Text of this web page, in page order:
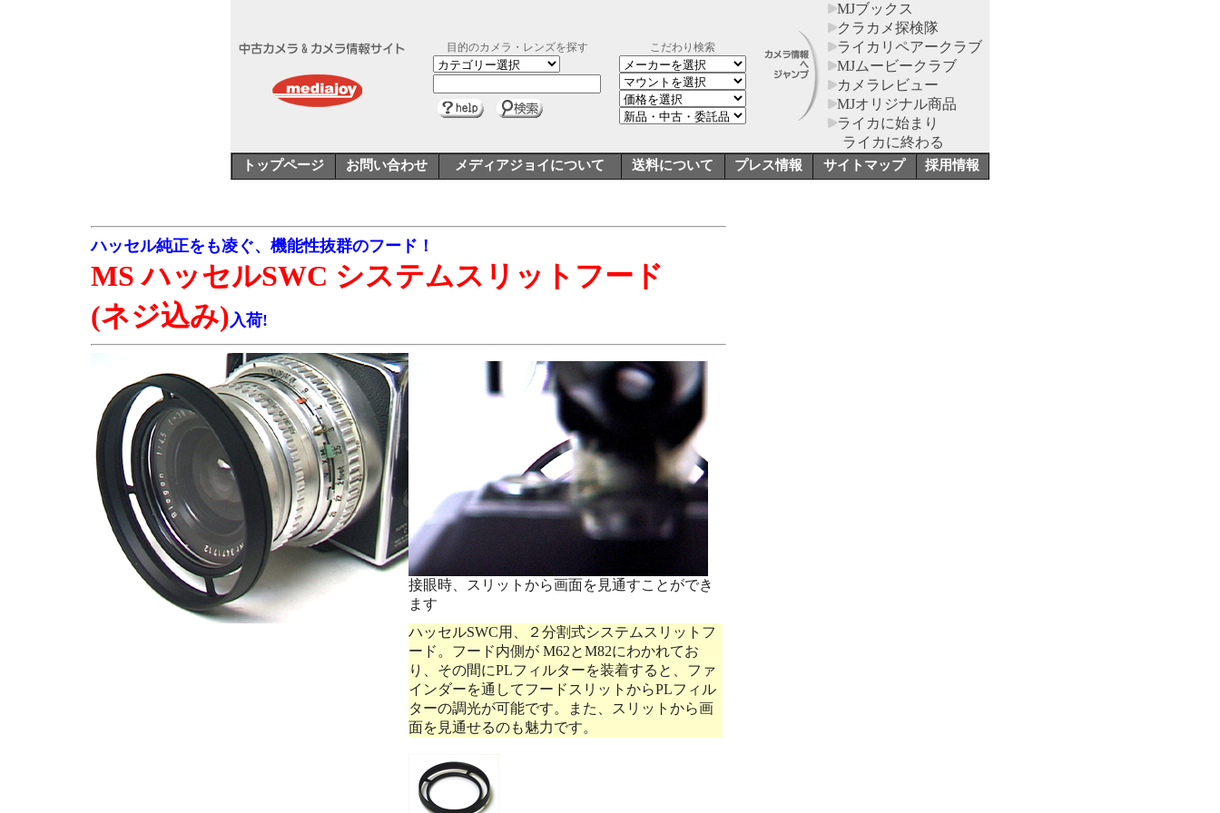
目的のカメラ・レンズを探す こだわり検索
MJブックス
クラカメ探検隊
ライカリペアークラブ
MJムービークラブ
カメラレビュー
MJオリジナル商品
ライカに始まり
ライカに終わる
トップページ お問い合わせ メディアジョイについて 送料について プレス情報 サイトマップ 採用情報
ハッセル純正をも凌ぐ、機能性抜群のフード！
MS ハッセルSWC システムスリットフード
(ネジ込み)入荷!
接眼時、スリットから画面を見通すことができ
ます
ハッセルSWC用、２分割式システムスリットフ
ード。フード内側が M62とM82にわかれてお
り、その間にPLフィルターを装着すると、ファ
インダーを通してフードスリットからPLフィル
ターの調光が可能です。また、スリットから画
面を見通せるのも魅力です。